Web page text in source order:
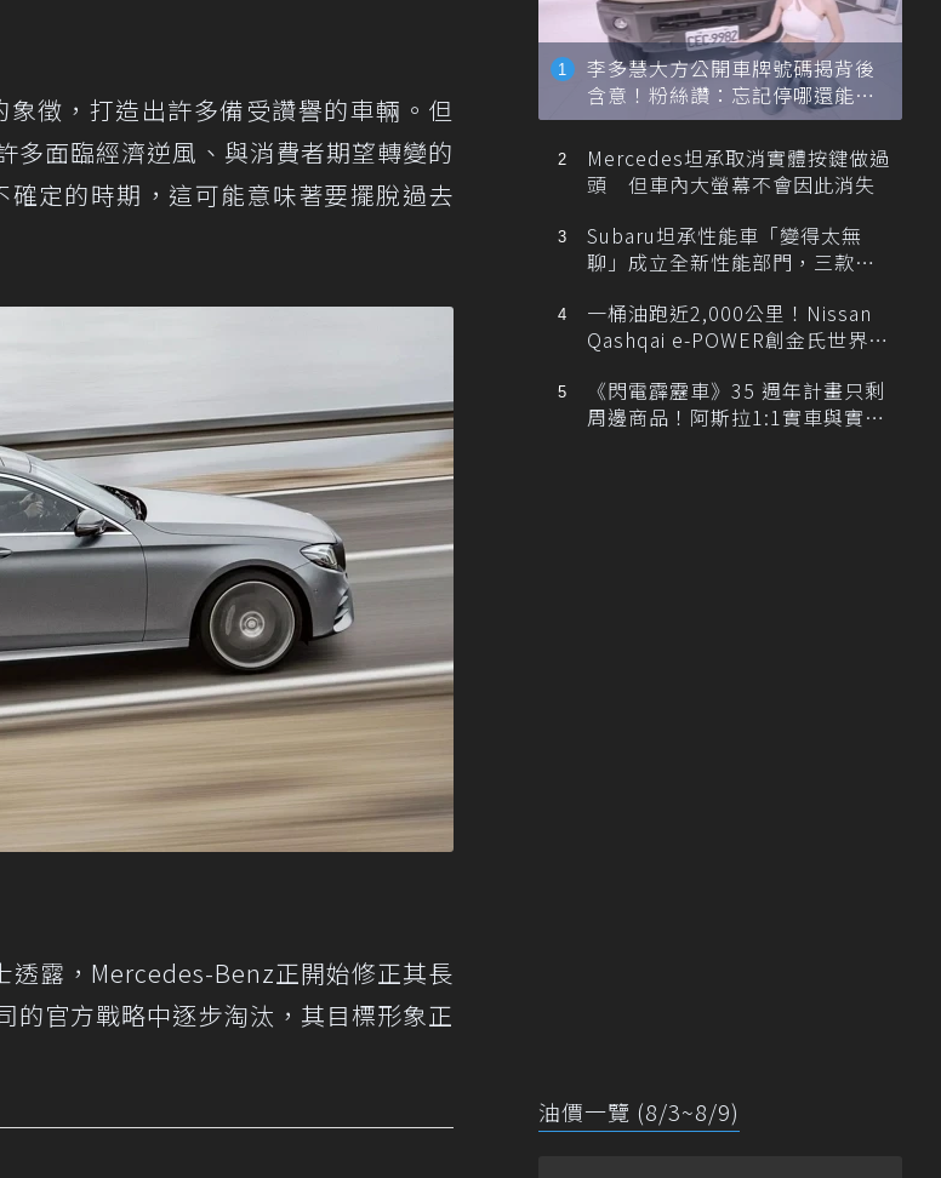
象徵，打造出許多備受讚譽的車輛。但
多面臨經濟逆風、與消費者期望轉變的
定的時期，這可能意味著要擺脫過去
透露，Mercedes-Benz正開始修正其長
的官方戰略中逐步淘汰，其目標形象正
李多慧大方公開車牌號碼揭背後
含意！粉絲讚：忘記停哪還能幫
忙找車
Mercedes坦承取消實體按鍵做過
頭 但車內大螢幕不會因此消失
Subaru坦承性能車「變得太無
聊」成立全新性能部門，三款手
一桶油跑近2,000公里！Nissan
Qashqai e-POWER創金氏世界紀
《閃電霹靂車》35 週年計畫只剩
周邊商品！阿斯拉1:1實車與實體
油價一覽 (8/3~8/9)